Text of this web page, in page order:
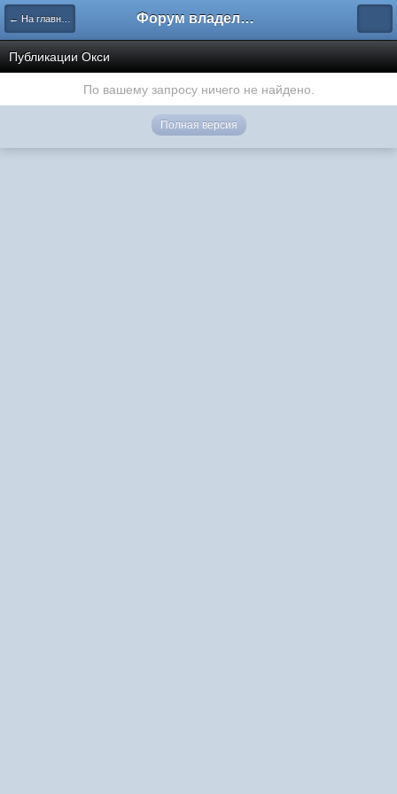
← На главную Форум владельцев интернет-магазинов
Публикации Окси
По вашему запросу ничего не найдено.
Полная версия